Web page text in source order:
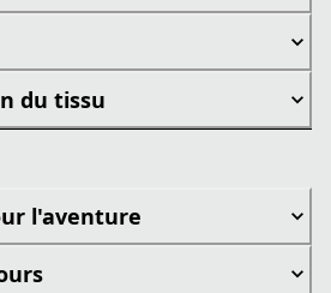
du tissu
l'aventure